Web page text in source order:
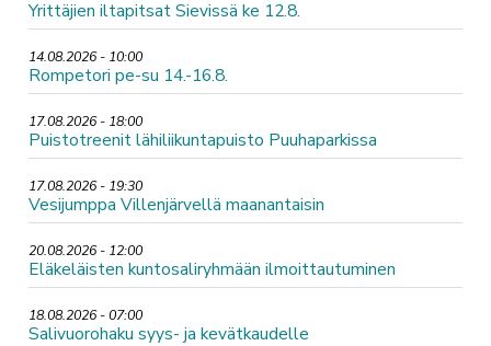
Yrittäjien iltapitsat Sievissä ke 12.8.
14.08.2026 - 10:00
Rompetori pe-su 14.-16.8.
17.08.2026 - 18:00
Puistotreenit lähiliikuntapuisto Puuhaparkissa
17.08.2026 - 19:30
Vesijumppa Villenjärvellä maanantaisin
20.08.2026 - 12:00
Eläkeläisten kuntosaliryhmään ilmoittautuminen
18.08.2026 - 07:00
Salivuorohaku syys- ja kevätkaudelle